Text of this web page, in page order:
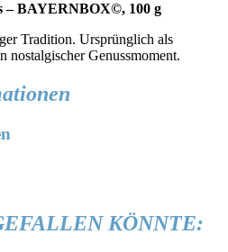
– BAYERNBOX©, 100 g
Tradition. Ursprünglich als
nostalgischer Genussmoment.
KÖNNTE: